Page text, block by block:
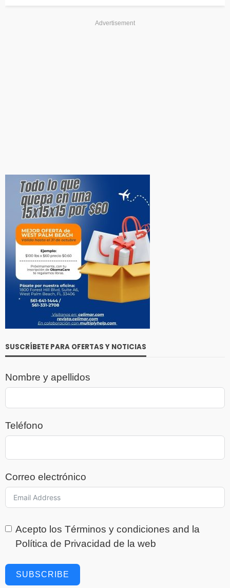
Advertisement
SUSCRÍBETE PARA OFERTAS Y NOTICIAS
Nombre y apellidos
Teléfono
Correo electrónico
Acepto los Términos y condiciones and la
Política de Privacidad de la web
SUBSCRIBE